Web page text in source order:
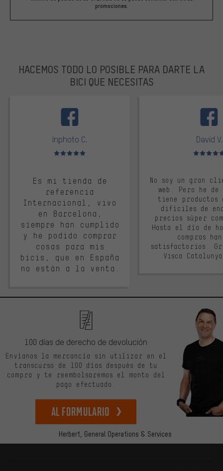
promociones.
HACEMOS TODO LO POSIBLE PARA DARTE LA
BICI QUE NECESITAS
Inphoto C.
Valoración media: 5 de 5
Es mi tienda de
referencia
Internacional, vivo
en Barcelona,
siempre han cumplido
y he podido comprar
cosas para mis
bicis, que en España
no están a la venta.
David V.
Valoración
No soy un gran
web. Pero he
tiene productos
difíciles de
precios súper
Hasta el día de
compras
satisfactorios.
Visca
Herbert, General Operations & Services
100 días de derecho de devolución
Envíanos la mercancía sin utilizar en el
transcurso de 100 días después de tu
compra y te reembolsaremos el monto del
pago efectuado.
Al formulario